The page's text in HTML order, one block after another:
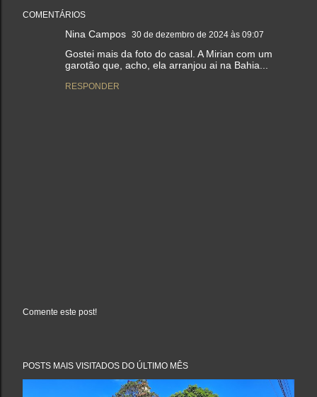
COMENTÁRIOS
Nina Campos 30 de dezembro de 2024 às 09:07
Gostei mais da foto do casal. A Mirian com um
garotão que, acho, ela arranjou ai na Bahia...
RESPONDER
a
Comente este post!
POSTS MAIS VISITADOS DO ÚLTIMO MÊS